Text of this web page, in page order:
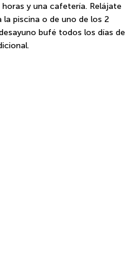
y una cafetería. Relájate
piscina o de uno de los 2
bufé todos los días de